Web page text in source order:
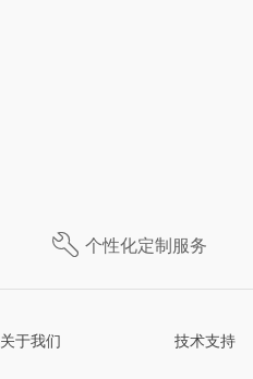
 个性化定制服务
关于我们 技术支持